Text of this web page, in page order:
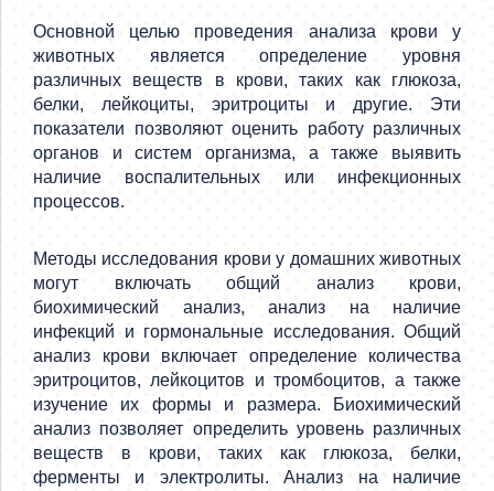
Основной целью проведения анализа крови у
животных является определение уровня
различных веществ в крови, таких как глюкоза,
белки, лейкоциты, эритроциты и другие. Эти
показатели позволяют оценить работу различных
органов и систем организма, а также выявить
наличие воспалительных или инфекционных
процессов.
Методы исследования крови у домашних животных
могут включать общий анализ крови,
биохимический анализ, анализ на наличие
инфекций и гормональные исследования. Общий
анализ крови включает определение количества
эритроцитов, лейкоцитов и тромбоцитов, а также
изучение их формы и размера. Биохимический
анализ позволяет определить уровень различных
веществ в крови, таких как глюкоза, белки,
ферменты и электролиты. Анализ на наличие